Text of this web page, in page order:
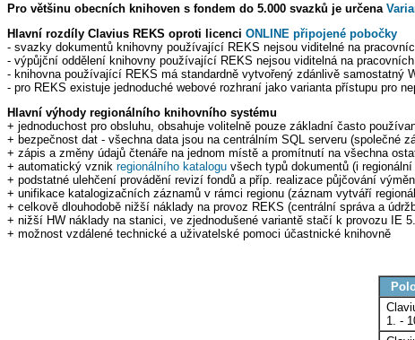
Pro většinu obecních knihoven s fondem do 5.000 svazků je určena
Hlavní rozdíly Clavius REKS oproti licenci ONLINE připojené pobočky
- svazky dokumentů knihovny používající REKS nejsou viditelné na
- výpůjční oddělení knihovny používající REKS nejsou viditelná na
- knihovna používající REKS má standardně vytvořený zdánlivě samostatný
- pro REKS existuje jednoduché webové rozhraní jako varianta přístupu pro
Hlavní výhody regionálního knihovního systému
+ jednoduchost pro obsluhu, obsahuje volitelně pouze základní často
+ bezpečnost dat - všechna data jsou na centrálním SQL serveru (společné
+ zápis a změny údajů čtenáře na jednom místě a promítnutí na všechna
+ automatický vznik regionálního katalogu všech typů dokumentů (i
+ podstatné ulehčení provádění revizí fondů a příp. realizace půjčování
+ unifikace katalogizačních záznamů v rámci regionu (záznam vytváří
+ celkově dlouhodobě nižší náklady na provoz REKS (centrální správa a
+ nižší HW náklady na stanici, ve zjednodušené variantě stačí k provozu IE
+ možnost vzdálené technické a uživatelské pomoci účastnické knihovně
1. -